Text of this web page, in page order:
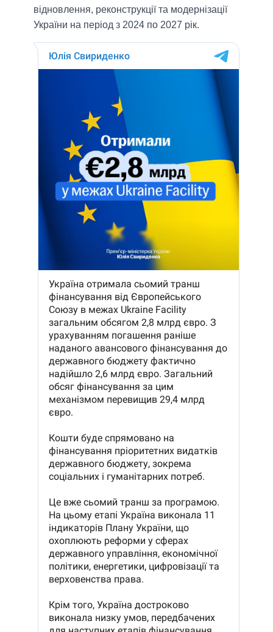
відновлення, реконструкції та модернізації
України на період з 2024 по 2027 рік.